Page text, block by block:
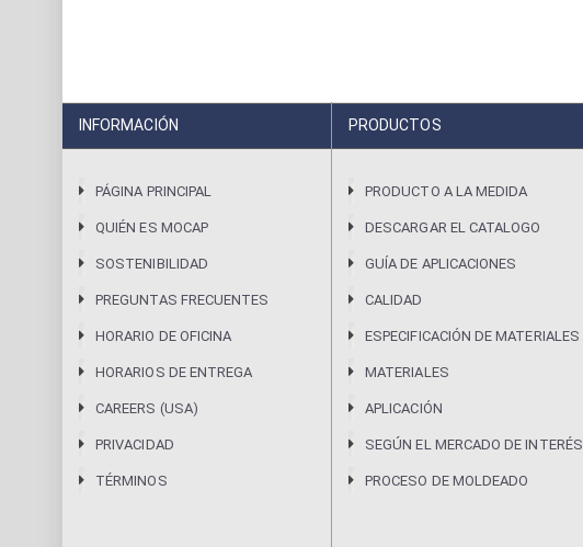
INFORMACIÓN
PÁGINA PRINCIPAL
QUIÉN ES MOCAP
SOSTENIBILIDAD
PREGUNTAS FRECUENTES
HORARIO DE OFICINA
HORARIOS DE ENTREGA
CAREERS (USA)
PRIVACIDAD
TÉRMINOS
PRODUCTOS
PRODUCTO A LA MEDIDA
DESCARGAR EL CATALOGO
GUÍA DE APLICACIONES
CALIDAD
ESPECIFICACIÓN DE MATERIALES
MATERIALES
APLICACIÓN
SEGÚN EL MERCADO DE INTERÉS
PROCESO DE MOLDEADO